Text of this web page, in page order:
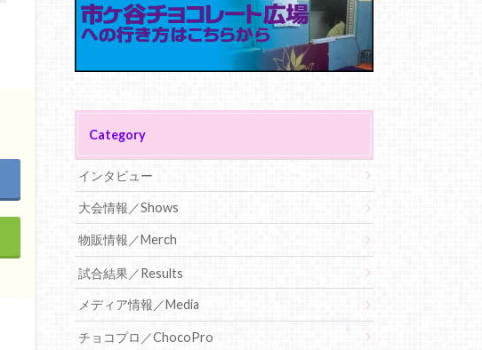
Category
インタビュー
大会情報／Shows
物販情報／Merch
試合結果／Results
メディア情報／Media
チョコプロ／ChocoPro